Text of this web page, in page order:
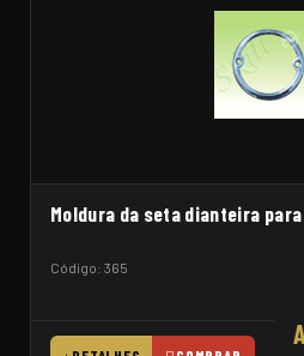
Moldura da seta dianteira para
Código: 365